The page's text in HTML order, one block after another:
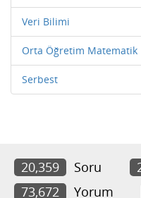
Veri Bilimi
Orta Öğretim Matematik
Serbest
20,359 Soru
73,672
Yorum